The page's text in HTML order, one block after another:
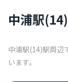
中浦駅
中浦駅(14)駅周辺
います。